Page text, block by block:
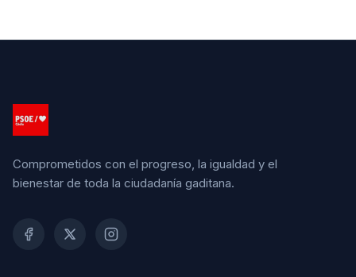
Comprometidos con el progreso, la igualdad y el
bienestar de toda la ciudadanía gaditana.